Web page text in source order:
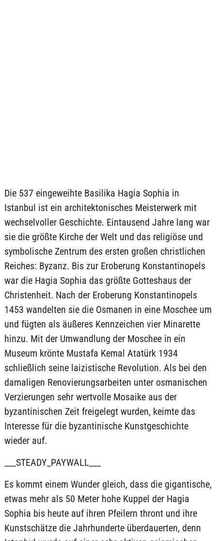
Die 537 eingeweihte Basilika Hagia Sophia in
Istanbul ist ein architektonisches Meisterwerk mit
wechselvoller Geschichte. Eintausend Jahre lang war
sie die größte Kirche der Welt und das religiöse und
symbolische Zentrum des ersten großen christlichen
Reiches: Byzanz. Bis zur Eroberung Konstantinopels
war die Hagia Sophia das größte Gotteshaus der
Christenheit. Nach der Eroberung Konstantinopels
1453 wandelten sie die Osmanen in eine Moschee um
und fügten als äußeres Kennzeichen vier Minarette
hinzu. Mit der Umwandlung der Moschee in ein
Museum krönte Mustafa Kemal Atatürk 1934
schließlich seine laizistische Revolution. Als bei den
damaligen Renovierungsarbeiten unter osmanischen
Verzierungen sehr wertvolle Mosaike aus der
byzantinischen Zeit freigelegt wurden, keimte das
Interesse für die byzantinische Kunstgeschichte
wieder auf.
___STEADY_PAYWALL___
Es kommt einem Wunder gleich, dass die gigantische,
etwas mehr als 50 Meter hohe Kuppel der Hagia
Sophia bis heute auf ihren Pfeilern thront und ihre
Kunstschätze die Jahrhunderte überdauerten, denn